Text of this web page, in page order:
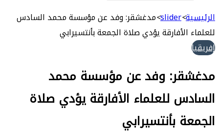
>
slider
>مدغشقر: وفد عن مؤسسة محمد السادس
الأفارقة يؤدي صلاة الجمعة بأنتسيرابي
وفد عن مؤسسة محمد
للعلماء الأفارقة يؤدي صلاة
بأنتسيرابي